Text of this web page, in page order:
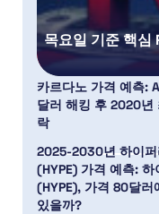
목요일 기준 핵심
카르다노 가격 예측:
달러 해킹 후 2020년
락
2025-2030년 하이퍼
(HYPE) 가격 예측:
(HYPE), 가격 80달러
있을까?